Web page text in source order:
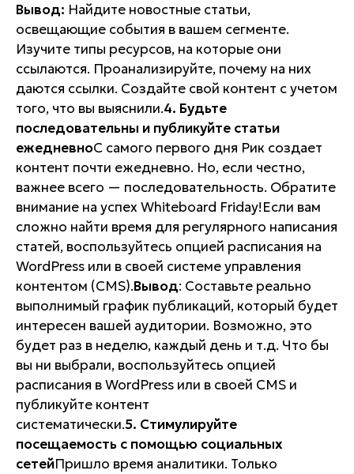
Вывод: Найдите новостные статьи,
освещающие события в вашем сегменте.
Изучите типы ресурсов, на которые они
ссылаются. Проанализируйте, почему на них
даются ссылки. Создайте свой контент с учетом
того, что вы выяснили.4. Будьте
последовательны и публикуйте статьи
ежедневноС самого первого дня Рик создает
контент почти ежедневно. Но, если честно,
важнее всего — последовательность. Обратите
внимание на успех Whiteboard Friday!Если вам
сложно найти время для регулярного написания
статей, воспользуйтесь опцией расписания на
WordPress или в своей системе управления
контентом (CMS).Вывод: Составьте реально
выполнимый график публикаций, который будет
интересен вашей аудитории. Возможно, это
будет раз в неделю, каждый день и т.д. Что бы
вы ни выбрали, воспользуйтесь опцией
расписания в WordPress или в своей CMS и
публикуйте контент
систематически.5. Стимулируйте
посещаемость с помощью социальных
сетейПришло время аналитики. Только